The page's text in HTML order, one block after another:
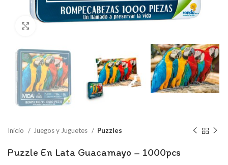
Inicio Juegos y Juguetes Puzzles
Puzzle En Lata Guacamayo – 1000pcs